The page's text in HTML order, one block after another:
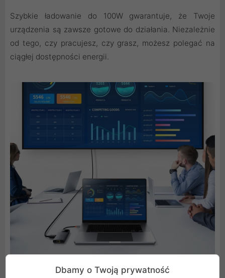
Szybkie ładowanie do 100W gwarantuje, że Twoje
urządzenia są zawsze gotowe do działania. Niezależnie
od tego, czy pracujesz, czy grasz, możesz polegać na
ciągłej dostępności energii.
Dbamy o Twoją prywatność